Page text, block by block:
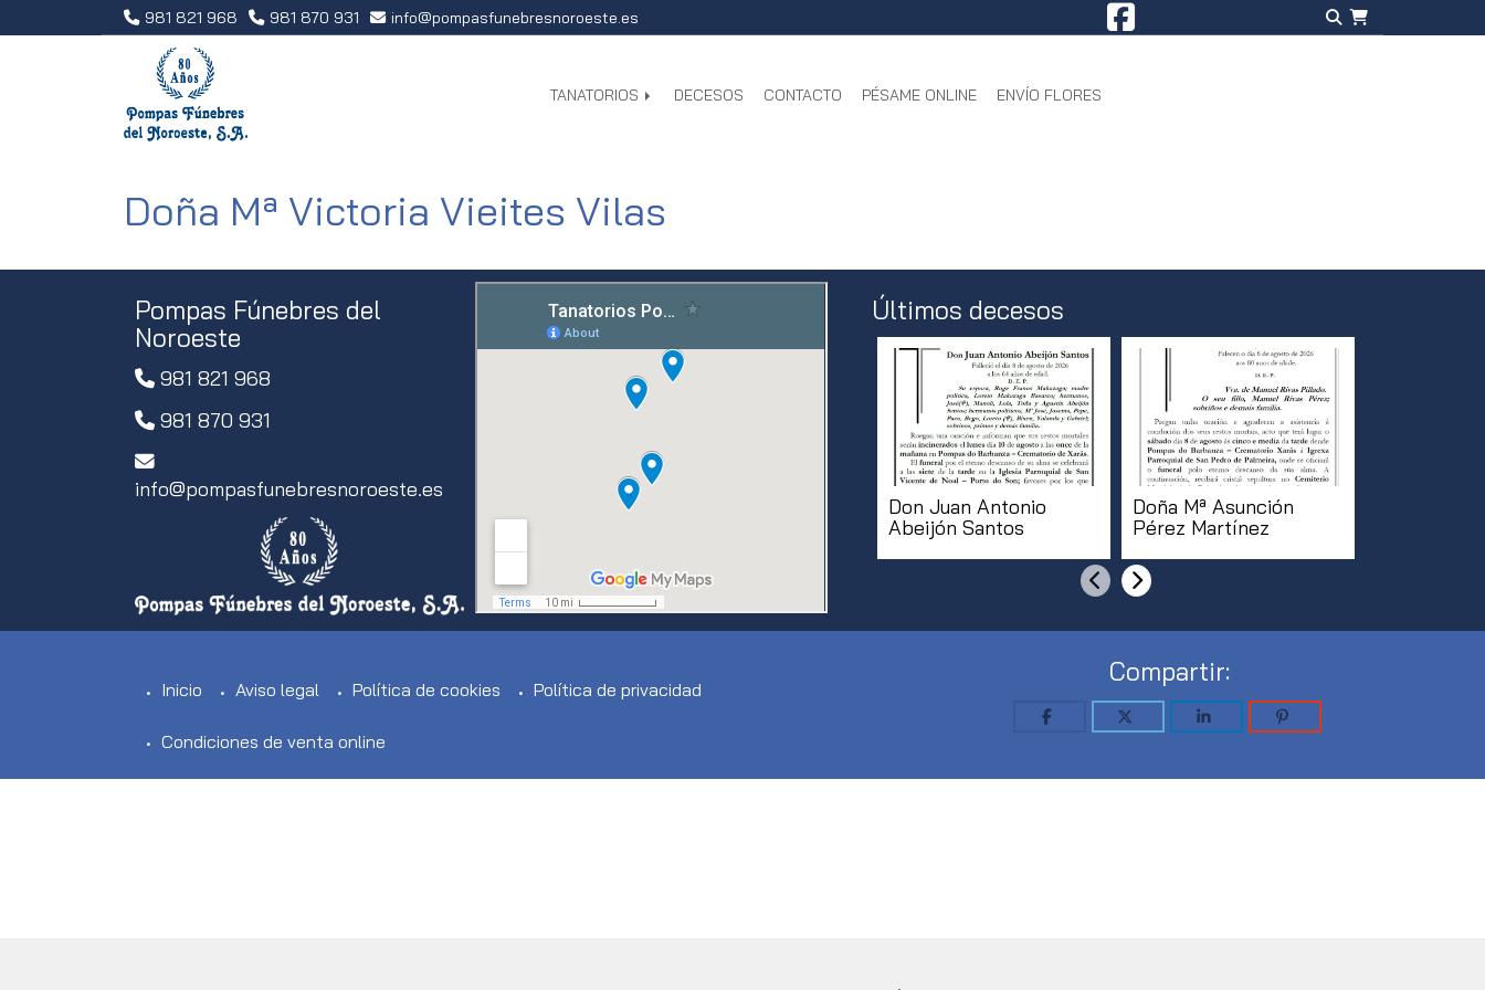
981 821 968 981 870 931 info pompasfunebresnoroeste.es
TANATORIOS DECESOS CONTACTO PÉSAME ONLINE ENVÍO FLORES
Doña Mª Victoria Vieites Vilas
Pompas Fúnebres del
Noroeste
981 821 968
981 870 931
info pompasfunebresnoroeste.es
Últimos decesos
Don Juan Antonio
Abeijón Santos
Doña Mª Asunción
Pérez Martínez
AnteriorSiguiente
Inicio Aviso legal Política de cookies Política de privacidad
Condiciones de venta online
Compartir: